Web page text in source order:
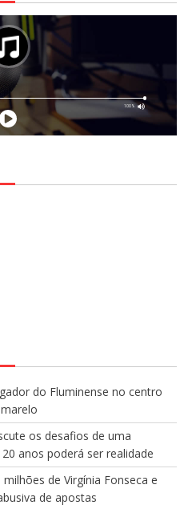
do Fluminense no centro
os desafios de uma
anos poderá ser realidade
de Virgínia Fonseca e
de apostas